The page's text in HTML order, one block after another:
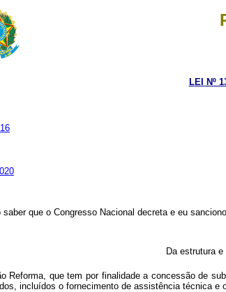
LEI Nº
saber que o Congresso Nacional decreta e eu
Da estrutura
Reforma, que tem por finalidade a concessão de
incluídos o fornecimento de assistência técnica